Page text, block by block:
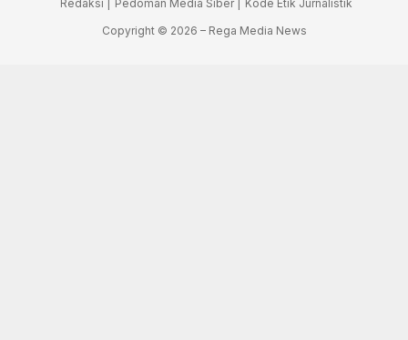
Redaksi | Pedoman Media Siber |
Kode Etik Jurnalistik
Copyright © 2026 – Rega Media News